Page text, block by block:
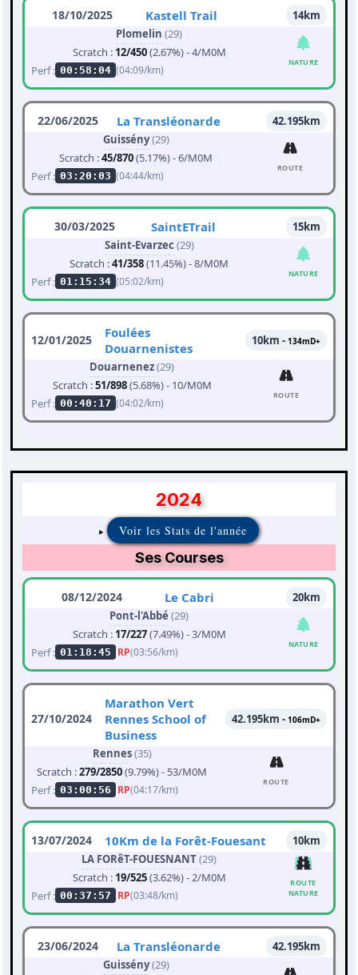
18/10/2025 Kastell Trail
14km
Plomelin (29)
Scratch : 12/450(2.67%) - 4/M0M
Perf : 00:58:04 (04:09/km)
NATURE
22/06/2025 La Transléonarde
42.195km
Guissény(29)
Scratch :45/870(5.17%) - 6/M0M
Perf : 03:20:03 (04:44/km)
ROUTE
30/03/2025 SaintETrail
15km
Saint-Evarzec (29)
Scratch :41/358(11.45%) - 8/M0M
Perf : 01:15:34 (05:02/km)
NATURE
12/01/2025
Foulées
Douarnenistes
10km - 134mD+
Douarnenez(29)
Scratch :51/898(5.68%) - 10/M0M
Perf : 00:40:17 (04:02/km)
ROUTE
2024
Voir les Stats de l'année
Ses Courses
08/12/2024 Le Cabri
20km
Pont-l'Abbé (29)
Scratch : 17/227(7.49%) - 3/M0M
Perf : 01:18:45 RP(03:56/km)
NATURE
27/10/2024
Marathon Vert
Rennes School of
Business
42.195km - 106mD+
Rennes(35)
Scratch :279/2850(9.79%) - 53/M0M
Perf : 03:00:56 RP(04:17/km)
ROUTE
13/07/2024 10Km de la Forêt-Fouesant
10km
LA FORêT-FOUESNANT(29)
Scratch : 19/525(3.62%) - 2/M0M
Perf : 00:37:57 RP(03:48/km)
ROUTE
NATURE
23/06/2024 La Transléonarde
42.195km
Guissény(29)